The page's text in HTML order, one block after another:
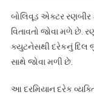
બોલિવૂડ એક્ટર રણબીર
વિતાવતો જોવા મળે છે.
ક્યુટનેસથી દરેકનું દિલ
સાથે જોવા મળી છે.
આ દરમિયાન દરેક